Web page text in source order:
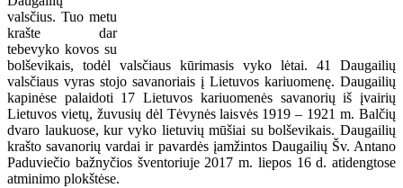
valsčius. Tuo metu
krašte dar
tebevyko kovos su
bolševikais, todėl valsčiaus kūrimasis vyko lėtai. 41 Daugailių
valsčiaus vyras stojo savanoriais į Lietuvos kariuomenę. Daugailių
kapinėse palaidoti 17 Lietuvos kariuomenės savanorių iš įvairių
Lietuvos vietų, žuvusių dėl Tėvynės laisvės 1919 – 1921 m. Balčių
dvaro laukuose, kur vyko lietuvių mūšiai su bolševikais. Daugailių
krašto savanorių vardai ir pavardės įamžintos Daugailių Šv. Antano
Paduviečio bažnyčios šventoriuje 2017 m. liepos 16 d. atidengtose
atminimo plokštėse.